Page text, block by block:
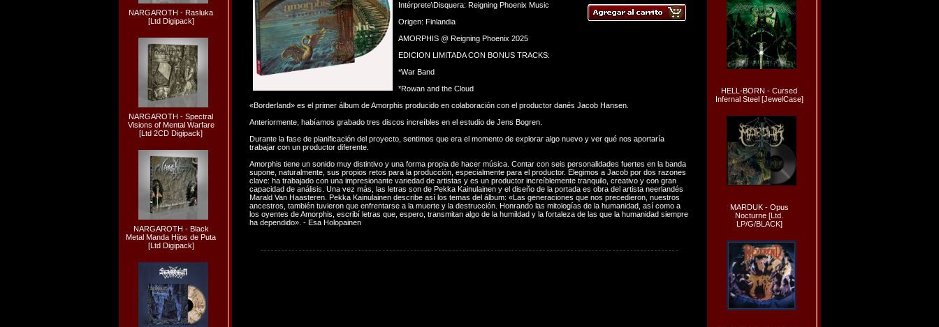
NARGAROTH - Rasluka
[Ltd Digipack]
NARGAROTH - Spectral
Visions of Mental Warfare
[Ltd 2CD Digipack]
NARGAROTH - Black
Metal Manda Hijos de Puta
[Ltd Digipack]
Intérprete\Disquera: Reigning Phoenix Music
Origen: Finlandia
AMORPHIS @ Reigning Phoenix 2025
EDICION LIMITADA CON BONUS TRACKS:
*War Band
*Rowan and the Cloud
«Borderland» es el primer álbum de Amorphis producido en colaboración con el productor danés Jacob Hansen.
Anteriormente, habíamos grabado tres discos increíbles en el estudio de Jens Bogren.
Durante la fase de planificación del proyecto, sentimos que era el momento de explorar algo nuevo y ver qué nos aportaría
trabajar con un productor diferente.
Amorphis tiene un sonido muy distintivo y una forma propia de hacer música. Contar con seis personalidades fuertes en la banda
supone, naturalmente, sus propios retos para la producción, especialmente para el productor. Elegimos a Jacob por dos razones
clave: ha trabajado con una impresionante variedad de artistas y es un productor increíblemente tranquilo, creativo y con gran
capacidad de análisis. Una vez más, las letras son de Pekka Kainulainen y el diseño de la portada es obra del artista neerlandés
Marald Van Haasteren. Pekka Kainulainen describe así los temas del álbum: «Las generaciones que nos precedieron, nuestros
ancestros, también tuvieron que enfrentarse a la muerte y la destrucción. Honrando las mitologías de la humanidad, así como a
los oyentes de Amorphis, escribí letras que, espero, transmitan algo de la humildad y la fortaleza de las que la humanidad siempre
ha dependido». - Esa Holopainen
HELL-BORN - Cursed
Infernal Steel [JewelCase]
MARDUK - Opus
Nocturne [Ltd.
LP/G/BLACK]